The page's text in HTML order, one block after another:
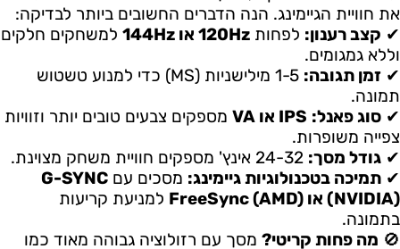
את חוויית הגיימינג. הנה הדברים החשובים ביותר לבדיקה:
✔ קצב רענון: לפחות 120Hz או 144Hz
למשחקים חלקים
וללא גמגומים.
✔ זמן תגובה:
1-5 מילישניות (MS) כדי למנוע טשטוש
תמונה.
✔ סוג פאנל: IPS או VA
מספקים צבעים טובים יותר וזוויות
צפייה משופרות.
✔ גודל מסך:
✔ תמיכה בטכנולוגיות גיימינג: מסכים עם G-SYNC
(NVIDIA) או FreeSync (AMD)
למניעת קריעות
בתמונה.
🚫 מה פחות קריטי? מסך עם רזולוציה גבוהה מאוד כמו